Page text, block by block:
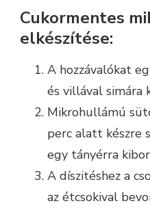
Cukormentes
elkészítése:
A hozzávalókat
és villával simára
Mikrohullámú
perc alatt készre
egy tányérra
A díszitéshez a
az étcsokival